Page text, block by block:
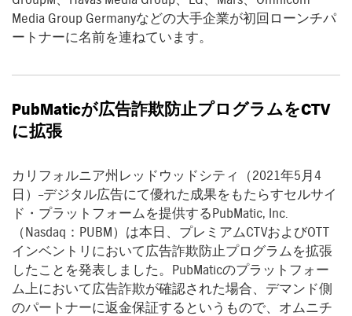
Media Group Germanyなどの大手企業が初回ローンチパ
ートナーに名前を連ねています。
PubMaticが広告詐欺防止プログラムをCTV
に拡張
カリフォルニア州レッドウッドシティ（2021年5月4
日）–デジタル広告にて優れた成果をもたらすセルサイ
ド・プラットフォームを提供するPubMatic, Inc.
（Nasdaq：PUBM）は本日、プレミアムCTVおよびOTT
インベントリにおいて広告詐欺防止プログラムを拡張
したことを発表しました。PubMaticのプラットフォー
ム上において広告詐欺が確認された場合、デマンド側
のパートナーに返金保証するというもので、オムニチ